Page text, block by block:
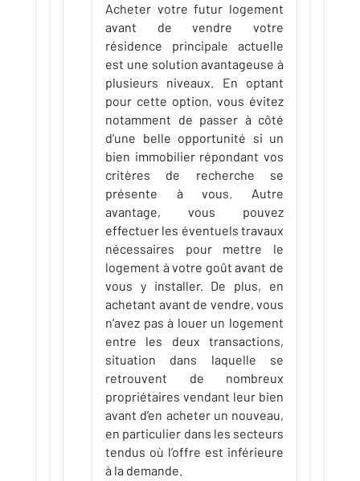
Acheter votre futur logement
avant de vendre votre
résidence principale actuelle
est une solution avantageuse à
plusieurs niveaux. En optant
pour cette option, vous évitez
notamment de passer à côté
d’une belle opportunité si un
bien immobilier répondant vos
critères de recherche se
présente à vous. Autre
avantage, vous pouvez
effectuer les éventuels travaux
nécessaires pour mettre le
logement à votre goût avant de
vous y installer. De plus, en
achetant avant de vendre, vous
n’avez pas à louer un logement
entre les deux transactions,
situation dans laquelle se
retrouvent de nombreux
propriétaires vendant leur bien
avant d’en acheter un nouveau,
en particulier dans les secteurs
tendus où l’offre est inférieure
à la demande.